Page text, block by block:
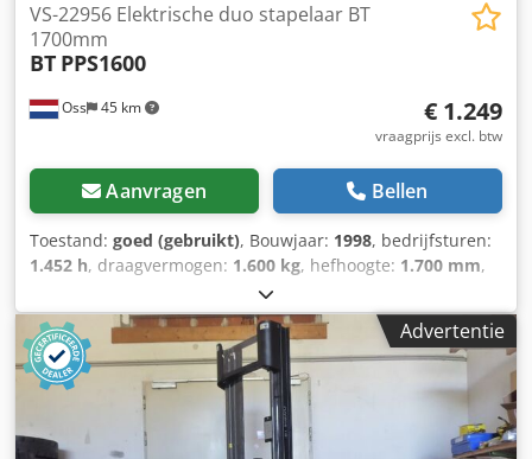
Oss 45 km
VS-22956 Elektrische duo stapelaar BT
1700mm
BT PPS1600
€ 1.249
vraagprijs excl. btw
Aanvragen Bellen
Toestand: goed (gebruikt), Bouwjaar: 1998, bedrijfsturen:
1.452 h, draagvermogen: 1.600 kg, hefhoogte: 1.700 mm,
, masttype:
850 kg, kilometerstand:1.452 km, Elektrische duo
stapelaarMerk BTBouwjaar 1998Capaciteit 1.600 kgHeft tot
een hoogte van 1.700mmDuo pallet model Voorzien van
INITIELE LIFT, ideaal op ongelijke vloerenVoorzien van
batterijMet laderbekijk de video op YouTube Cjdpfjzpflhsx
Agmsrf
Advertentie